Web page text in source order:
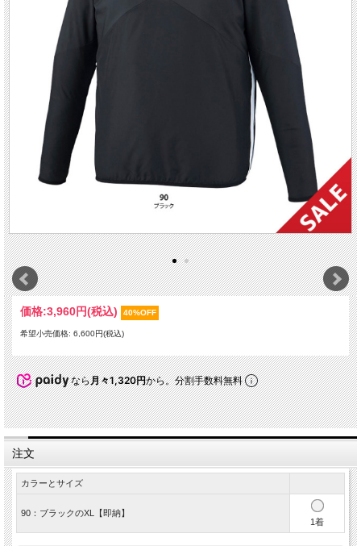
価格:3,960円(税込) 40%OFF
希望小売価格: 6,600円(税込)
なら月々1,320円から。分割手数料無料
注文
カラーとサイズ
90：ブラックのXL【即納】
1着